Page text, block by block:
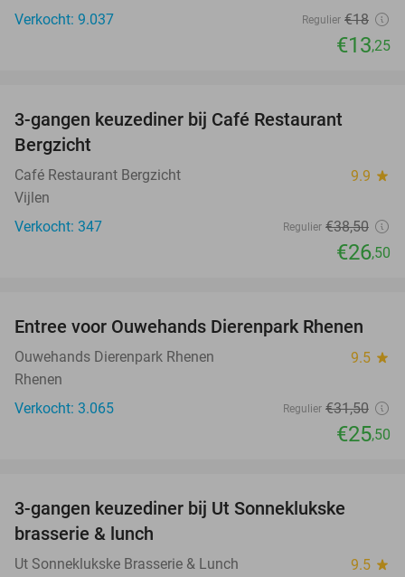
Verkocht: 9.037
Regulier €18
€13,25
3-gangen keuzediner bij Café Restaurant
Bergzicht
Café Restaurant Bergzicht 9.9 star
Vijlen
Verkocht: 347
Regulier €38,50
€26,50
19%
Entree voor Ouwehands Dierenpark Rhenen
Ouwehands Dierenpark Rhenen 9.5 star
Rhenen
Verkocht: 3.065
Regulier €31,50
€25,50
3-gangen keuzediner bij Ut Sonneklukske
brasserie & lunch
Ut Sonneklukske Brasserie & Lunch 9.5 star